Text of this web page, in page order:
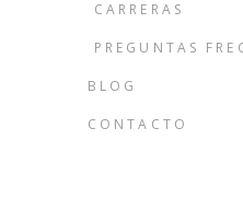
CARRERAS
PREGUNTAS
BLOG
CONTACTO